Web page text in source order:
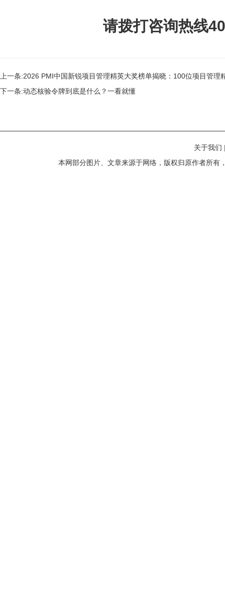
请拨打咨询热线
上一条:2026 PMI中国新锐项目管理精英大奖榜单揭晓：100位项目管理
下一条:动态核验令牌到底是什么？一看就懂
关于我们
本网部分图片、文章来源于网络，版权归原作者所